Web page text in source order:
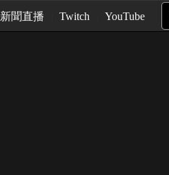
新聞直播 Twitch YouTube